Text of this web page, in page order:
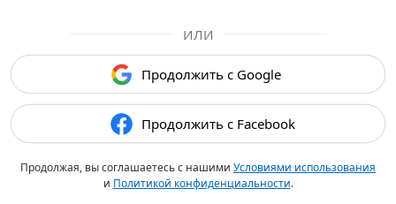
ИЛИ
Продолжить с Google
Продолжить с Facebook
Продолжая, вы соглашаетесь с нашими Условиями использования
и Политикой конфиденциальности.